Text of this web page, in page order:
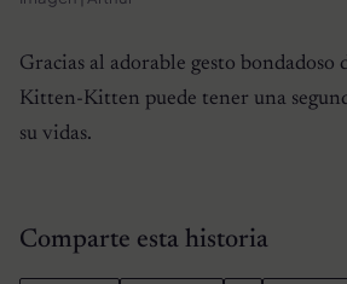
Gracias al adorable gesto bondadoso
Kitten-Kitten puede tener una
su vidas.
Comparte esta historia